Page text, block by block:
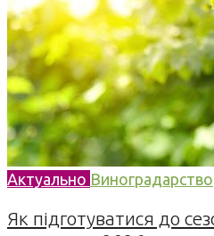
Актуально Виноградарство
Як підготуватися до